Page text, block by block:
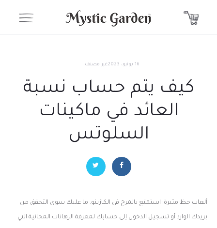
16 يونيو، 2023 غير مصنف
كيف يتم حساب نسبة
العائد في ماكينات
السلوتس
ألعاب حظ مثيرة: استمتع بالمرح في الكازينو. ما عليك سوى التحقق من
بريدك الوارد أو تسجيل الدخول إلى حسابك لمعرفة الرهانات المجانية التي